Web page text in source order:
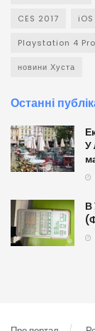
CES 2017 iOS
Playstation 4 Pro
новини Хуста
Останні
У
В